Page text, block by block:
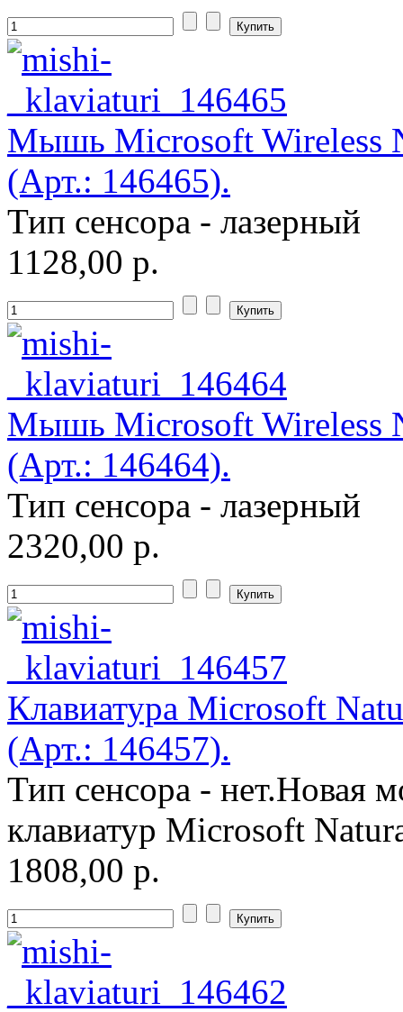
Мышь Microsoft Wireless
(Арт.: 146465).
Тип сенсора - лазерный
1128,00 р.
Мышь Microsoft Wireless
(Арт.: 146464).
Тип сенсора - лазерный
2320,00 р.
Клавиатура Microsoft
(Арт.: 146457).
Тип сенсора - нет.Новая
клавиатур Microsoft
1808,00 р.